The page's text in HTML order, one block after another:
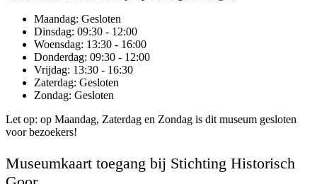
Maandag: Gesloten
Dinsdag: 09:30 - 12:00
Woensdag: 13:30 - 16:00
Donderdag: 09:30 - 12:00
Vrijdag: 13:30 - 16:30
Zaterdag: Gesloten
Zondag: Gesloten
Let op: op Maandag, Zaterdag en Zondag is dit museum gesloten
voor bezoekers!
Museumkaart toegang bij Stichting Historisch